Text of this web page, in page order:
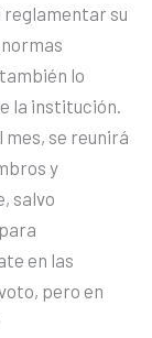
su
lo
la institución.
mes, se reunirá
y
salvo
en las
pero en